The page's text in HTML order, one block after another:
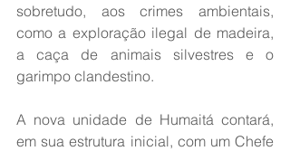
sobretudo, aos crimes ambientais,
como a exploração ilegal de madeira,
a caça de animais silvestres e o
garimpo clandestino.
A nova unidade de Humaitá contará,
em sua estrutura inicial, com um Chefe